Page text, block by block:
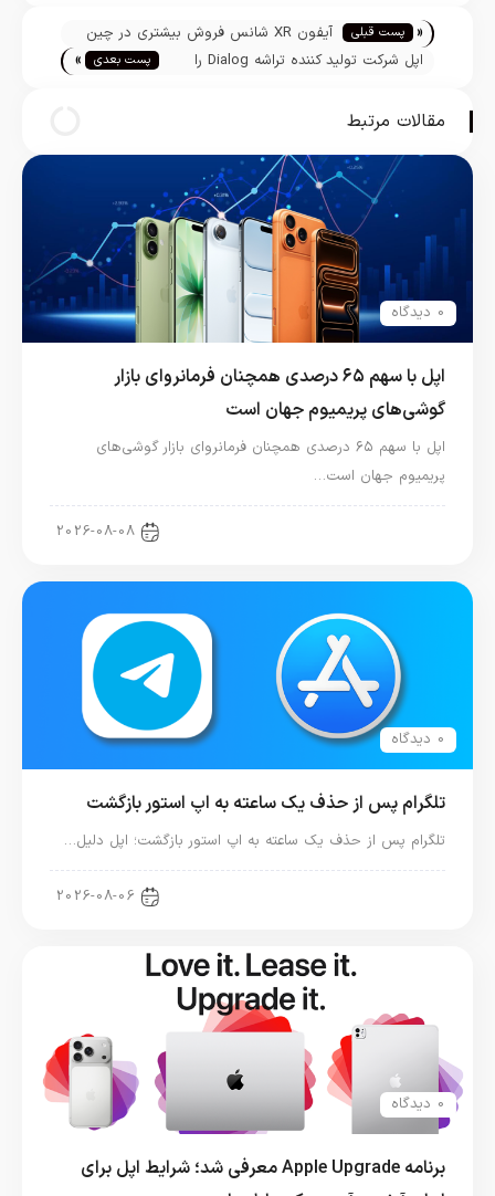
تیم تحریریه « پست قبلی
آیفون XR شانس فروش بیشتری در چین
خواهد داشت
اپل شرکت تولید کننده تراشه Dialog را
پست بعدی »
مقالات مرتبط
0 دیدگاه
اپل با سهم ۶۵ درصدی همچنان فرمانروای بازار
گوشی‌های پریمیوم جهان است
اپل با سهم ۶۵ درصدی همچنان فرمانروای بازار گوشی‌های
پریمیوم جهان است…
2026-08-08
0 دیدگاه
تلگرام پس از حذف یک ساعته به اپ استور بازگشت
تلگرام پس از حذف یک ساعته به اپ استور بازگشت؛ اپل دلیل…
2026-08-06
0 دیدگاه
برنامه Apple Upgrade معرفی شد؛ شرایط اپل برای